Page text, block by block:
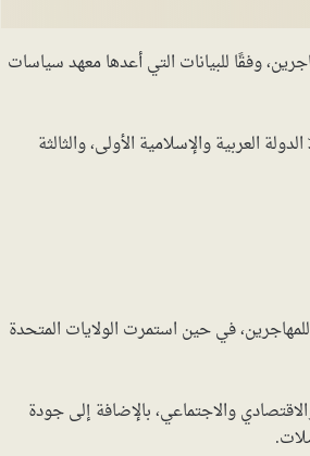
وفقًا للبيانات التي أعدها معهد سياسات
وحتى 2020 إلى أن السعودية تعدّ الدولة العربية والإسلامية الأولى، والثالثة
في حين استمرت الولايات المتحدة
والاجتماعي، بالإضافة إلى جودة